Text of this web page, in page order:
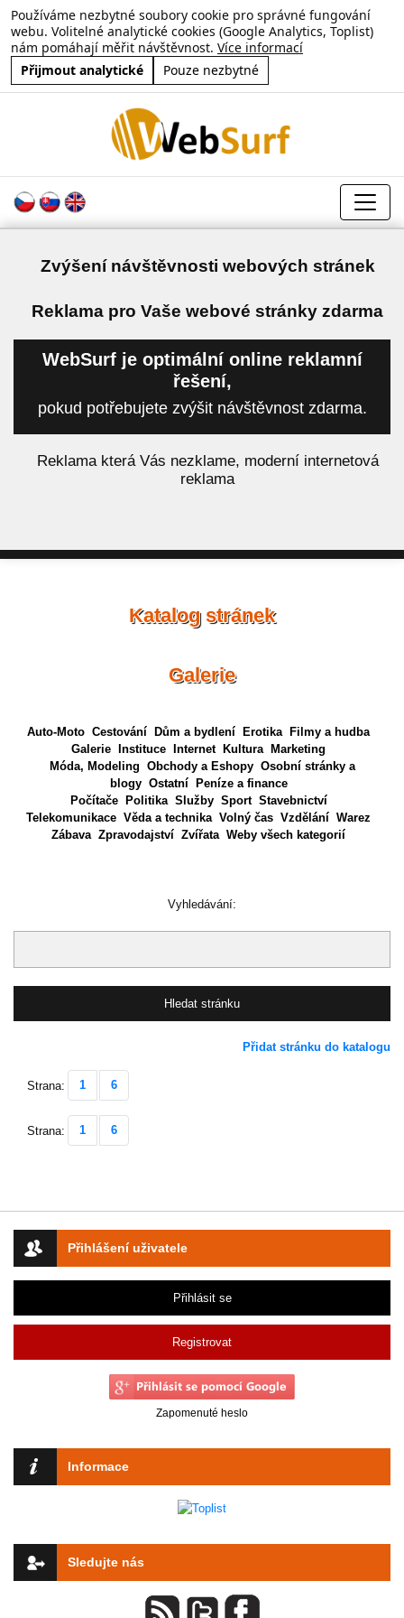
Používáme nezbytné soubory cookie pro správné fungování
webu. Volitelné analytické cookies (Google Analytics, Toplist)
nám pomáhají měřit návštěvnost. Více informací
Přijmout analytické
Pouze nezbytné
Zvýšení návštěvnosti webových stránek
Reklama pro Vaše webové stránky zdarma
WebSurf je optimální online reklamní
řešení,
pokud potřebujete zvýšit návštěvnost zdarma.
Reklama která Vás nezklame, moderní internetová
reklama
Přihlášení uživatele
Přihlásit se
Registrovat
Zapomenuté heslo
Informace
Sledujte nás
Katalog stránek
Galerie
Auto-Moto Cestování Dům a bydlení Erotika
Filmy a hudba
Galerie
Instituce Internet Kultura
Marketing
Móda, Modeling Obchody a Eshopy Osobní stránky a
blogy Ostatní
Peníze a finance
Počítače
Politika Služby Sport Stavebnictví
Telekomunikace Věda a technika Volný čas Vzdělání Warez
Zábava Zpravodajství Zvířata Weby všech kategorií
Vyhledávání:
Přidat stránku do katalogu
Strana: 1 6
Strana: 1 6